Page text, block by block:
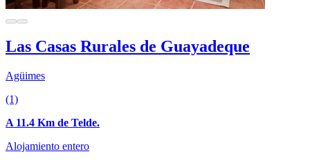
Las Casas Rurales de Guayadeque
Agüimes
(1)
A 11.4 Km de Telde.
Alojamiento entero